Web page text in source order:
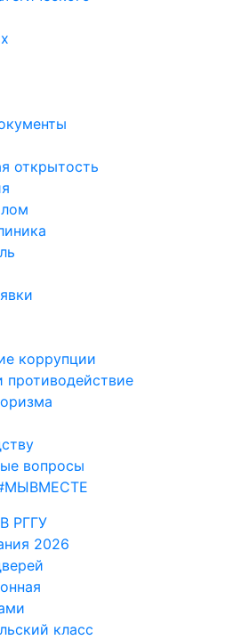
открытость
коррупции
противодействие
вопросы
РГГУ
2026
класс